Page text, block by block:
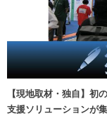
【現地取材・独自】初
支援ソリューションが